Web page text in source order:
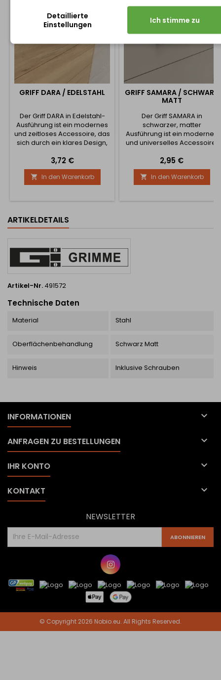
GRIFF DARA / EDELSTAHL
Der Griff DARA in Edelstahl-
Ausführung ist ein modernes
und zeitloses Accessoire, das
sich durch ein klares Design,
Vielseitigkeit auszeichnet.
Seine schlanke, leicht
gebogene Form wirkt
minimalistisch und zugleich
Innenräume passt. Die
Edelstahl-Oberfläche ist
Preis
3,72 €
 In den Warenkorb
GRIFF SAMARA / SCHWARZ
MATT
Der Griff SAMARA in
schwarzer, matter
Ausführung ist ein modernes
und universelles Accessoire,
elegantes und zeitloses
Aussehen verleiht. Seine
leicht abgewinkelte Form
wirkt dezent, aber dennoch
eignet. Die matte schwarze
Preis
2,95 €
 In den Warenkorb
ARTIKELDETAILS
Artikel-Nr. 491572
Technische Daten
Material Stahl
Oberflächenbehandlung Schwarz Matt
Hinweis Inklusive Schrauben
INFORMATIONEN 
ANFRAGEN ZU BESTELLUNGEN 
IHR KONTO 
KONTAKT 
NEWSLETTER
© Copyright 2026 Nobio.eu. All Rights Reserved.
Detaillierte
Einstellungen
Ich stimme zu